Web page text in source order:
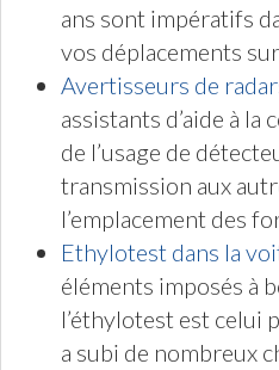
ans sont impératifs
vos déplacements
Avertisseurs de
assistants d’aide à
de l’usage de
transmission aux
l’emplacement des
Ethylotest dans la
éléments imposés à
l’éthylotest est celui
a subi de nombreux